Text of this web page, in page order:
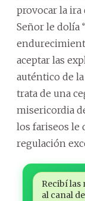
provocar la ira
Señor le dolía
aceptar las
auténtico de
trata de una
misericordia
los fariseos le
regulación
Recibí las
al canal